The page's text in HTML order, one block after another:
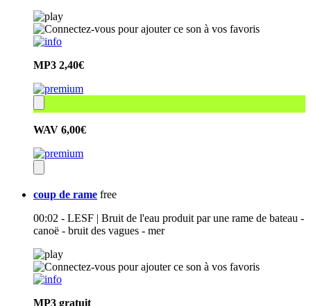
MP3 2,40€
WAV 6,00€
coup de rame free
00:02 - LESF | Bruit de l'eau produit par une rame de bateau -
canoë - bruit des vagues - mer
MP3 gratuit